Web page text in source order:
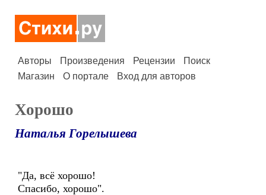
Авторы Произведения Рецензии
Поиск
Магазин
О портале Вход для авторов
Хорошо
Наталья Горелышева
"Да, всё хорошо!
Спасибо, хорошо".